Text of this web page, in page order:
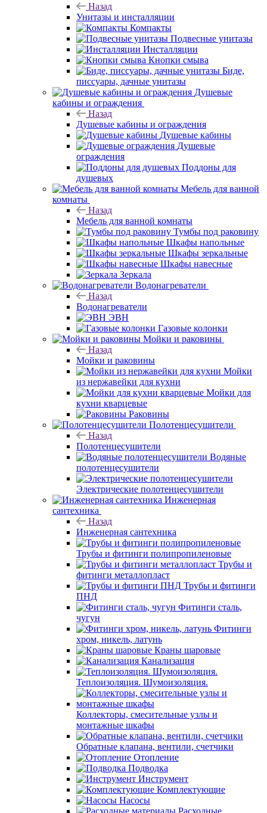
Назад
Унитазы и инсталляции
Компакты
Подвесные унитазы
Инсталляции
Кнопки смыва
Биде,
писсуары, дачные унитазы
Душевые
кабины и ограждения
Назад
Душевые кабины и ограждения
Душевые кабины
Душевые
ограждения
Поддоны для
душевых
Мебель для ванной
комнаты
Назад
Мебель для ванной комнаты
Тумбы под раковину
Шкафы напольные
Шкафы зеркальные
Шкафы навесные
Зеркала
Водонагреватели
Назад
Водонагреватели
ЭВН
Газовые колонки
Мойки и раковины
Назад
Мойки и раковины
Мойки
из нержавейки для кухни
Мойки для
кухни кварцевые
Раковины
Полотенцесушители
Назад
Полотенцесушители
Водяные
полотенцесушители
Электрические полотенцесушители
Инженерная
сантехника
Назад
Инженерная сантехника
Трубы и фитинги полипропиленовые
Трубы и
фитинги металлопласт
Трубы и фитинги
ПНД
Фитинги сталь,
чугун
Фитинги
хром, никель, латунь
Краны шаровые
Канализация
Теплоизоляция. Шумоизоляция.
Коллекторы, смесительные узлы и
монтажные шкафы
Обратные клапана, вентили, счетчики
Отопление
Подводка
Инструмент
Комплектующие
Насосы
Расходные